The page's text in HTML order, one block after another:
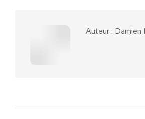
Auteur : Damien